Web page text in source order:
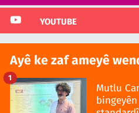
YOUTUBE
Ayê ke zaf ameyê
Mutlu
1